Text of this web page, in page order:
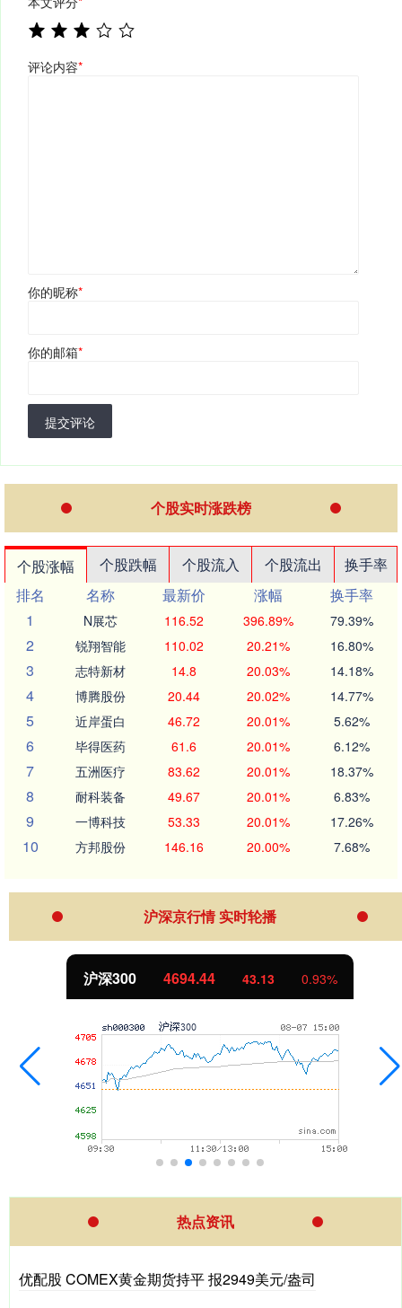
评论内容*
你的昵称*
你的邮箱*
提交评论
个股实时涨跌榜
个股涨幅 个股跌幅 个股流入 个股流出
换手率
排名
名称 最新价 涨幅
换手率
1
N展芯 116.52 396.89% 79.39%
2 锐翔智能 110.02 20.21% 16.80%
3 志特新材 14.8 20.03% 14.18%
4 博腾股份 20.44 20.02% 14.77%
5 近岸蛋白 46.72 20.01% 5.62%
6 毕得医药 61.6 20.01% 6.12%
7 五洲医疗 83.62 20.01% 18.37%
8 耐科装备 49.67 20.01% 6.83%
9 一博科技 53.33 20.01% 17.26%
10 方邦股份 146.16 20.00% 7.68%
沪深京行情 实时轮播
北证50 1134.24 11.37 1.01%
热点资讯
优配股 COMEX黄金期货持平 报2949美元/盎司